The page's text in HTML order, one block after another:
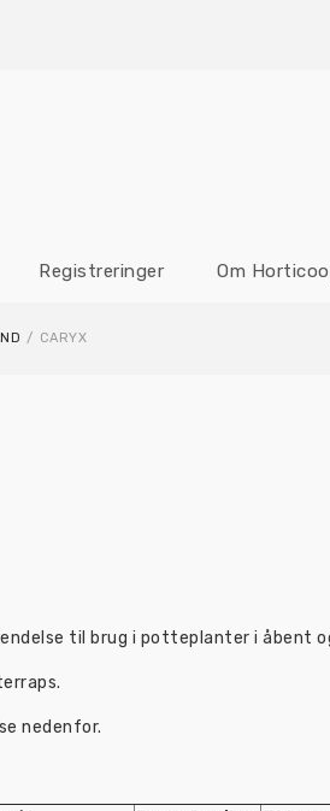
Registreringer Om
/ CARYX
til brug i potteplanter i åbent
nedenfor.